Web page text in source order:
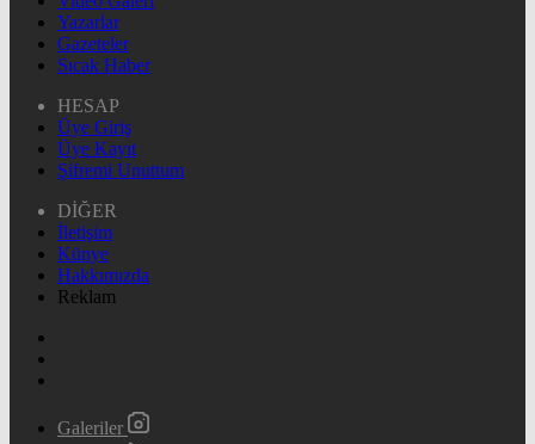
Yazarlar
Gazeteler
Sıcak Haber
HESAP
Üye Giriş
Üye Kayıt
Şifremi Unuttum
DİĞER
İletişim
Künye
Hakkımızda
Reklam
Galeriler